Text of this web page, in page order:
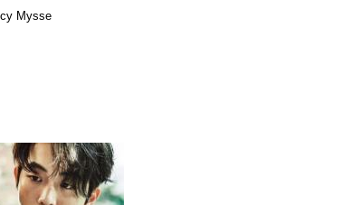
Mysse